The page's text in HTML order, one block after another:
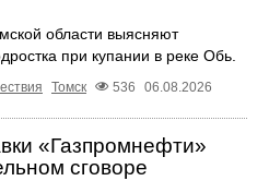
области выясняют
при купании в реке Обь.
Томск 536 06.08.2026
«Газпромнефти»
сговоре